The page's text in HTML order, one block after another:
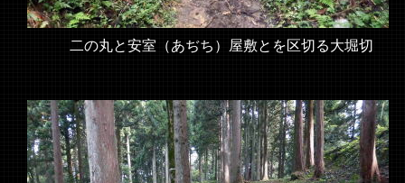
二の丸と安室（あぢち）屋敷とを区切る大堀切